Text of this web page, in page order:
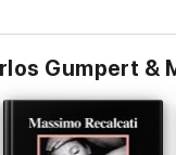
Gumpert &